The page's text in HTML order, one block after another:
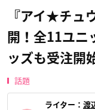
『アイ★チュ
開！全11ユニ
ッズも受注開
話題
ライター： 渡